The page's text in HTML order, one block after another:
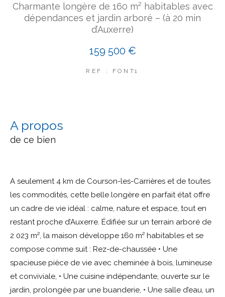
Charmante longère de 160 m² habitables avec
dépendances et jardin arboré – (à 20 min
d’Auxerre)
159 500 €
REF : FONT1
a propos
de ce bien
A seulement 4 km de Courson-les-Carrières et de toutes
les commodités, cette belle longère en parfait état offre
un cadre de vie idéal : calme, nature et espace, tout en
restant proche d’Auxerre. Édifiée sur un terrain arboré de
2 023 m², la maison développe 160 m² habitables et se
compose comme suit : Rez-de-chaussée • Une
spacieuse pièce de vie avec cheminée à bois, lumineuse
et conviviale, • Une cuisine indépendante, ouverte sur le
jardin, prolongée par une buanderie, • Une salle d’eau, un